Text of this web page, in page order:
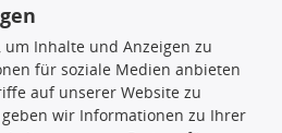
um Inhalte und Anzeigen zu
für soziale Medien anbieten
auf unserer Website zu
wir Informationen zu Ihrer